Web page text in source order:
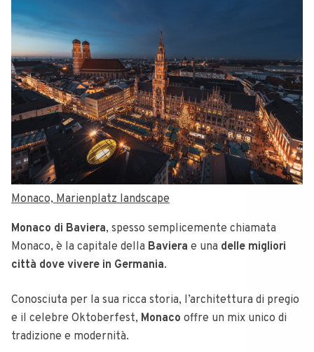
Monaco, Marienplatz landscape
Monaco di Baviera, spesso semplicemente chiamata
Monaco, è la capitale della Baviera e una delle migliori
città dove vivere in Germania.
Conosciuta per la sua ricca storia, l’architettura di pregio
e il celebre Oktoberfest, Monaco offre un mix unico di
tradizione e modernità.